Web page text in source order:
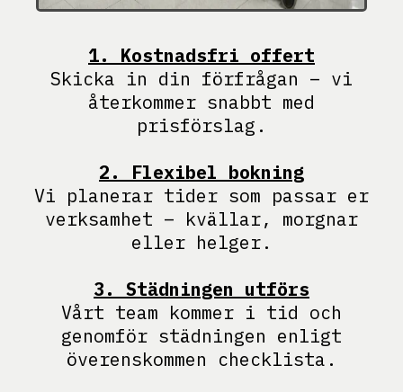
1. Kostnadsfri offert
Skicka in din förfrågan – vi
återkommer snabbt med
prisförslag.
2. Flexibel bokning
Vi planerar tider som passar er
verksamhet – kvällar, morgnar
eller helger.
3. Städningen utförs
Vårt team kommer i tid och
genomför städningen enligt
överenskommen checklista.